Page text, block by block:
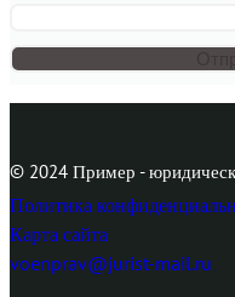
© 2024 Пример -
Политика
Карта сайта
voenprav@jurist-mail.ru